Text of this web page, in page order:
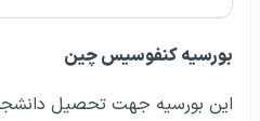
بورسیه کنفوسیس چین
این بورسیه جهت تحصیل